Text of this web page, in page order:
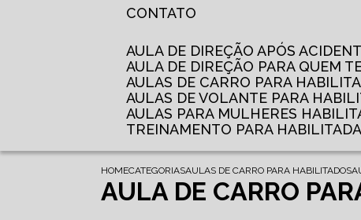
CONTATO
AULA DE DIREÇÃO APÓS
AULA DE DIREÇÃO PARA QUEM
AULAS DE CARRO PARA
AULAS DE VOLANTE PARA
AULAS PARA MULHERES
TREINAMENTO PARA
HOMECATEGORIASAULAS DE CARRO PARA HABILITADOS
AULA DE CARRO